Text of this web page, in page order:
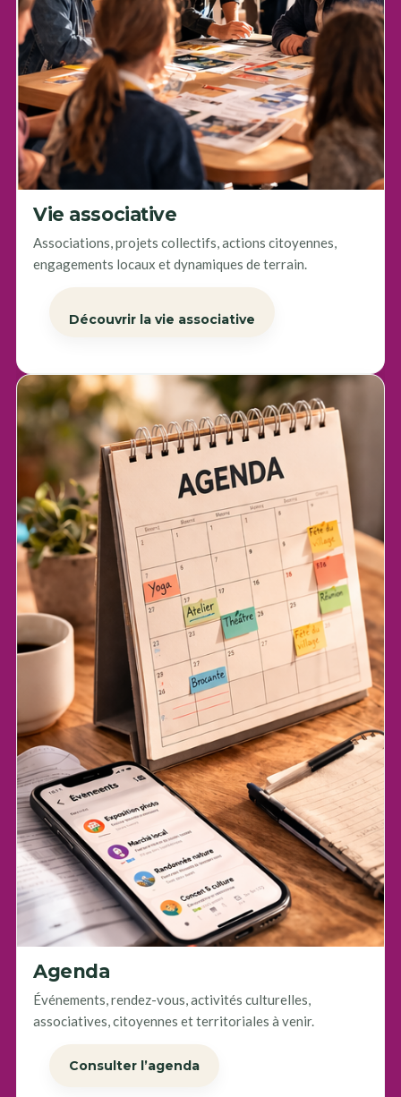
Vie associative
Associations, projets collectifs, actions citoyennes,
engagements locaux et dynamiques de terrain.
Découvrir la vie associative
Agenda
Événements, rendez-vous, activités culturelles,
associatives, citoyennes et territoriales à venir.
Consulter l’agenda